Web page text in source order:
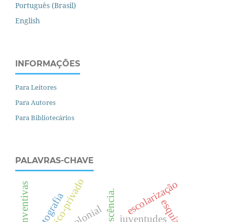
Português (Brasil)
English
INFORMAÇÕES
Para Leitores
Para Autores
Para Bibliotecários
PALAVRAS-CHAVE
juventudes
escolarização